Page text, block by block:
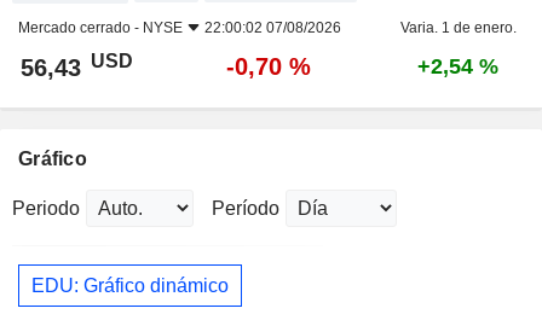
Mercado cerrado - NYSE 22:00:02 07/08/2026 Varia. 1 de enero.
56,43 USD -0,70 % +2,54 %
Gráfico
Periodo Período
EDU: Gráfico dinámico